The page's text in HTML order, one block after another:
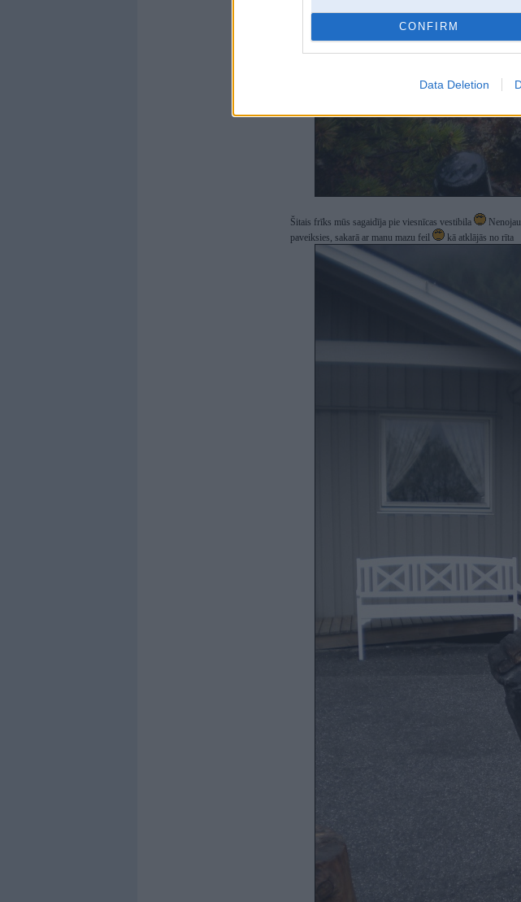
CONFIRM
Data Deletion
Šitais frīks mūs sagaidīja pie viesnīcas vestibila
paveiksies, sakarā ar manu mazu feil
kā atklājās no rīta